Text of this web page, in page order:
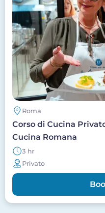
Roma
Corso di Cucina
Cucina Romana
3 hr
Privato